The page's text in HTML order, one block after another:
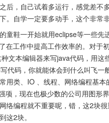
后，自己试着多运行，感觉差
。自学一定要多动手，这个非常非
童鞋一开始就用eclipse等一些
在工作中提高工作效率的。对于
文本编辑器来写java代码，用
代码，你就能体会到什么叫飞一
用类、IO 、线程、网络编程基
项，现在也极少数的公司用图形
络编程就不重要呢，错，这2块
这2块。